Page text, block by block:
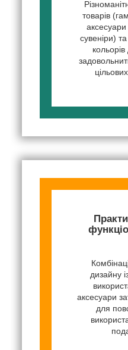
товарів
сувеніри)
дизайну
аксесуари
для